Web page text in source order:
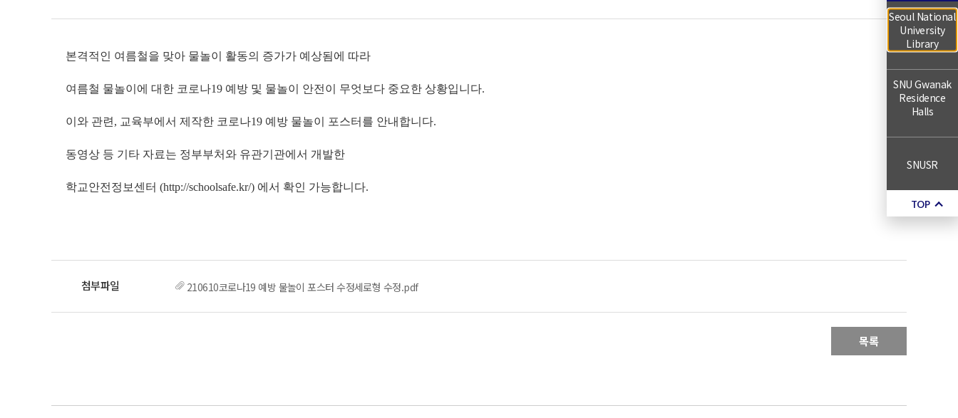
본격적인 여름철을 맞아 물놀이 활동의 증가가 예상됨에 따라
여름철 물놀이에 대한 코로나19 예방 및 물놀이 안전이 무엇보다 중요한 상황입니다.
이와 관련, 교육부에서 제작한 코로나19 예방 물놀이 포스터를 안내합니다.
동영상 등 기타 자료는 정부부처와 유관기관에서 개발한
학교안전정보센터 (http://schoolsafe.kr/) 에서 확인 가능합니다.
210610코로나19 예방 물놀이 포스터 수정세로형 수정.pdf
목록
Seoul National
University
Library
SNU Gwanak
Residence
Halls
SNUSR
TOP